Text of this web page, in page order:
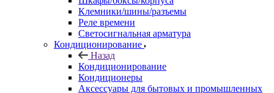
Клемники/шины/разъемы
Реле времени
Светосигнальная арматура
Кондиционирование
Назад
Кондиционирование
Кондиционеры
Аксессуары для бытовых и промышленных